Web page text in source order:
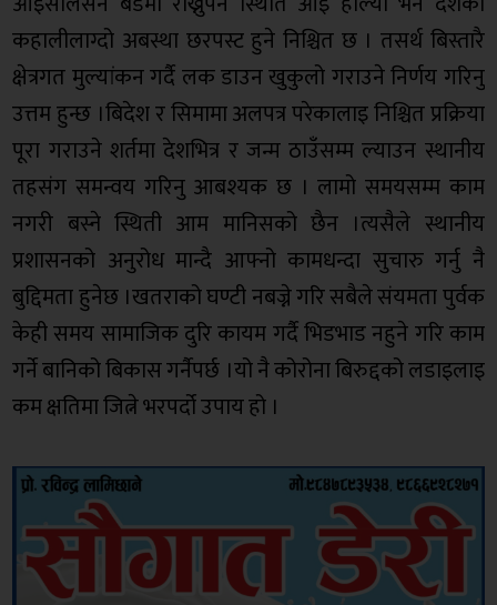
कहालीलाग्दो अबस्था छरपस्ट हुने निश्चित छ । तसर्थ बिस्तारै
क्षेत्रगत मुल्यांकन गर्दै लक डाउन खुकुलो गराउने निर्णय गरिनु
उत्तम हुन्छ ।बिदेश र सिमामा अलपत्र परेकालाइ निश्चित प्रक्रिया
पूरा गराउने शर्तमा देशभित्र र जन्म ठाउँसम्म ल्याउन स्थानीय
तहसंग समन्वय गरिनु आबश्यक छ । लामो समयसम्म काम
नगरी बस्ने स्थिती आम मानिसको छैन ।त्यसैले स्थानीय
प्रशासनको अनुरोध मान्दै आफ्नो कामधन्दा सुचारु गर्नु नै
बुद्दिमता हुनेछ ।खतराको घण्टी नबज्ने गरि सबैले संयमता पुर्वक
केही समय सामाजिक दुरि कायम गर्दै भिडभाड नहुने गरि काम
गर्ने बानिको बिकास गर्नैपर्छ ।यो नै कोरोना बिरुद्दको लडाइलाइ
कम क्षतिमा जित्ने भरपर्दो उपाय हो ।